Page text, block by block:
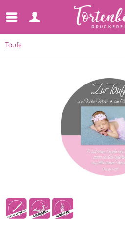
Taufe